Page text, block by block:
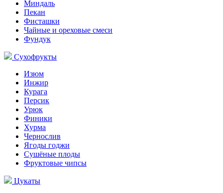
Миндаль
Пекан
Фисташки
Чайные и ореховые смеси
Фундук
Сухофрукты
Изюм
Инжир
Курага
Персик
Урюк
Финики
Хурма
Чернослив
Ягоды годжи
Сушёные плоды
Фруктовые чипсы
Цукаты